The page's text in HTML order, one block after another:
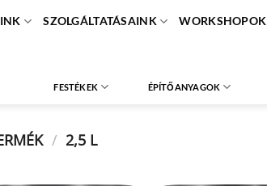
SZOLGÁLTATÁSAINK WORKSHOPOK
FESTÉKEK ÉPÍTŐANYAGOK
/ 2,5 L